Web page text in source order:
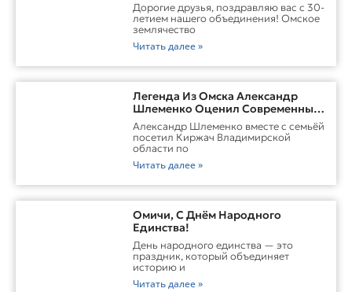
Дорогие друзья, поздравляю вас с 30-
летием нашего объединения! Омское
землячество
Читать далее »
Легенда Из Омска Александр
Шлеменко Оценил Современные
Заводы Холдинга «Русклимат» И
Перспективы ММА В Киржаче
Александр Шлеменко вместе с семьёй
посетил Киржач Владимирской
области по
Читать далее »
Омичи, С Днём Народного
Единства!
День народного единства — это
праздник, который объединяет
историю и
Читать далее »